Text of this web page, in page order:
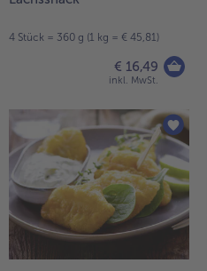
4 Stück = 360 g (1 kg = € 45,81)
€ 16,49
inkl. MwSt.